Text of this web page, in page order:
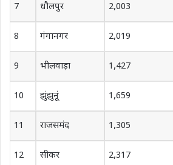
7 धौलपुर 2,003
8 गंगानगर 2,019
9 भीलवाड़ा 1,427
10 झुंझुनूं 1,659
11 राजसमंद 1,305
12 सीकर 2,317